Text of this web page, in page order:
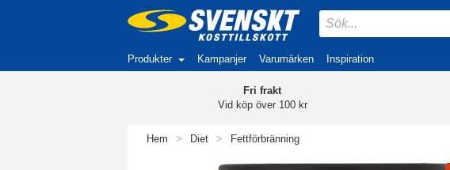
Produkter Kampanjer Varumärken Inspiration
Fri frakt
Vid köp över 100 kr
Hem > Diet > Fettförbränning